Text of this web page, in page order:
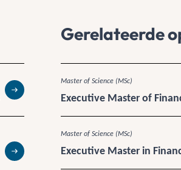
Lees meer
Lees meer
Gerelateerde
Master of Science (MSc)
Executive Master of
Master of Science (MSc)
Executive Master in